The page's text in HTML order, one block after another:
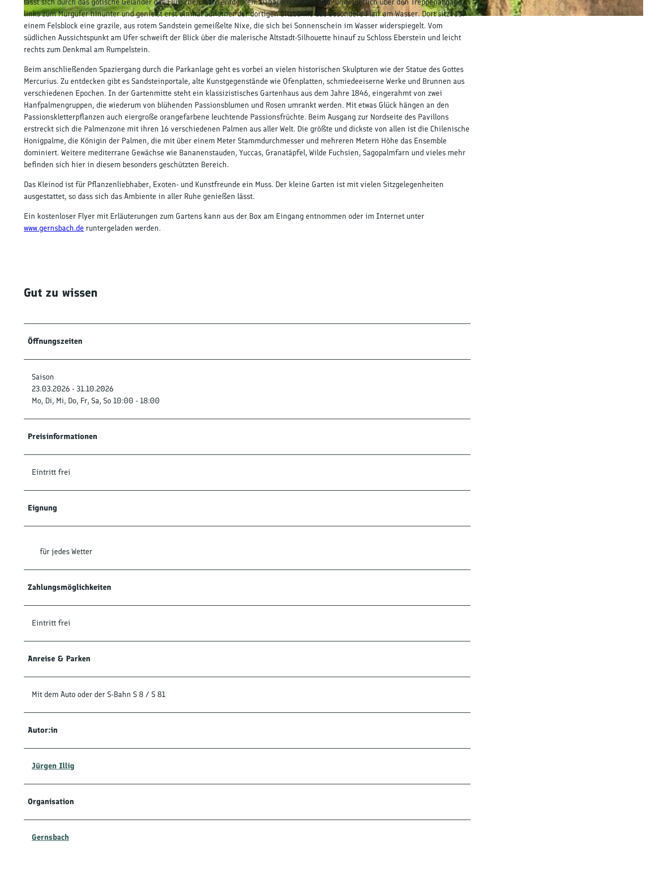
links zum Murgufer hinunter und genießt erst einmal auf einer der dortigen Sitzbänke das besondere Flair am Wasser. Dort sitzt auf
einem Felsblock eine grazile, aus rotem Sandstein gemeißelte Nixe, die sich bei Sonnenschein im Wasser widerspiegelt. Vom
südlichen Aussichtspunkt am Ufer schweift der Blick über die malerische Altstadt-Silhouette hinauf zu Schloss Eberstein und leicht
rechts zum Denkmal am Rumpelstein.
Beim anschließenden Spaziergang durch die Parkanlage geht es vorbei an vielen historischen Skulpturen wie der Statue des Gottes
Mercurius. Zu entdecken gibt es Sandsteinportale, alte Kunstgegenstände wie Ofenplatten, schmiedeeiserne Werke und Brunnen aus
verschiedenen Epochen. In der Gartenmitte steht ein klassizistisches Gartenhaus aus dem Jahre 1846, eingerahmt von zwei
Hanfpalmengruppen, die wiederum von blühenden Passionsblumen und Rosen umrankt werden. Mit etwas Glück hängen an den
Passionskletterpflanzen auch eiergroße orangefarbene leuchtende Passionsfrüchte. Beim Ausgang zur Nordseite des Pavillons
erstreckt sich die Palmenzone mit ihren 16 verschiedenen Palmen aus aller Welt. Die größte und dickste von allen ist die Chilenische
Honigpalme, die Königin der Palmen, die mit über einem Meter Stammdurchmesser und mehreren Metern Höhe das Ensemble
dominiert. Weitere mediterrane Gewächse wie Bananenstauden, Yuccas, Granatäpfel, Wilde Fuchsien, Sagopalmfarn und vieles mehr
befinden sich hier in diesem besonders geschützten Bereich.
Das Kleinod ist für Pflanzenliebhaber, Exoten- und Kunstfreunde ein Muss. Der kleine Garten ist mit vielen Sitzgelegenheiten
ausgestattet, so dass sich das Ambiente in aller Ruhe genießen lässt.
Ein kostenloser Flyer mit Erläuterungen zum Gartens kann aus der Box am Eingang entnommen oder im Internet unter
www.gernsbach.de runtergeladen werden.
Gut zu wissen
Öffnungszeiten
Saison
23.03.2026 - 31.10.2026
Mo, Di, Mi, Do, Fr, Sa, So 10:00 - 18:00
Preisinformationen
Eintritt frei
Eignung
für jedes Wetter
Zahlungsmöglichkeiten
Eintritt frei
Anreise & Parken
Mit dem Auto oder der S-Bahn S 8 / S 81
Autor:in
Jürgen Illig
Organisation
Gernsbach